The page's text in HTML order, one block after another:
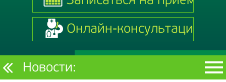
Записаться на приём
Онлайн-консультация
Онлайн-консультация
Текущий
Новости: